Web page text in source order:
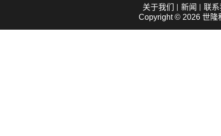
关于我们 新闻
联
Copyright © 2026 世隆